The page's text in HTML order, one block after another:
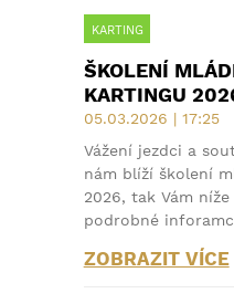
KARTING
ŠKOLENÍ
KARTINGU
05.03.2026 | 17:25
Vážení jezdci a
nám blíží školení
2026, tak Vám
podrobné
ZOBRAZIT VÍCE